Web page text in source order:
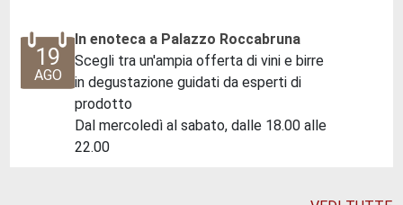
19
AGO
In enoteca a Palazzo Roccabruna
Scegli tra un'ampia offerta di vini e birre
in degustazione guidati da esperti di
prodotto
Dal mercoledì al sabato, dalle 18.00 alle
22.00